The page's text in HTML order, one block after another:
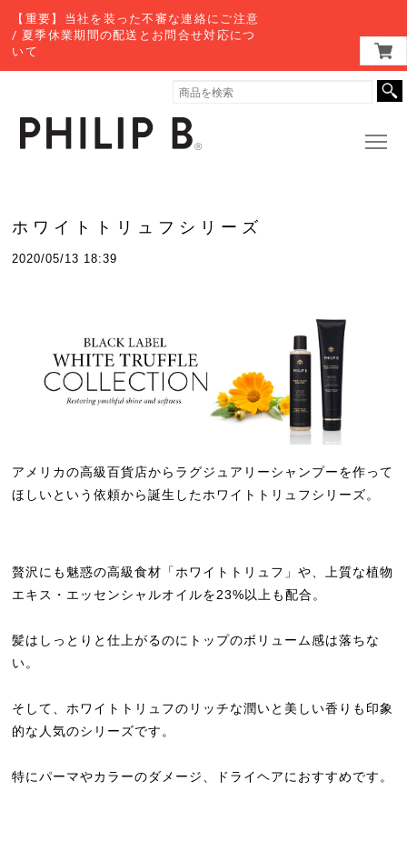
【重要】当社を装った不審な連絡にご注意
/ 夏季休業期間の配送とお問合せ対応につ
いて
ホワイトトリュフシリーズ
2020/05/13 18:39
アメリカの高級百貨店からラグジュアリーシャンプーを作って
ほしいという依頼から誕生したホワイトトリュフシリーズ。
贅沢にも魅惑の高級食材「ホワイトトリュフ」や、上質な植物
エキス・エッセンシャルオイルを23%以上も配合。
髪はしっとりと仕上がるのにトップのボリューム感は落ちな
い。
そして、ホワイトトリュフのリッチな潤いと美しい香りも印象
的な人気のシリーズです。
特にパーマやカラーのダメージ、ドライヘアにおすすめです。